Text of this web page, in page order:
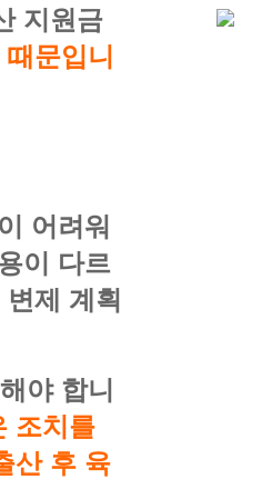
지원금
문입니
어려워
이 다르
제 계획
야 합니
조치를
산 후 육